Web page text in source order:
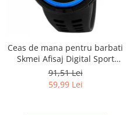
Ceas de mana pentru barbati
Skmei Afisaj Digital Sport
Rezistent la socuri si apa
91,51 Lei
59,99 Lei